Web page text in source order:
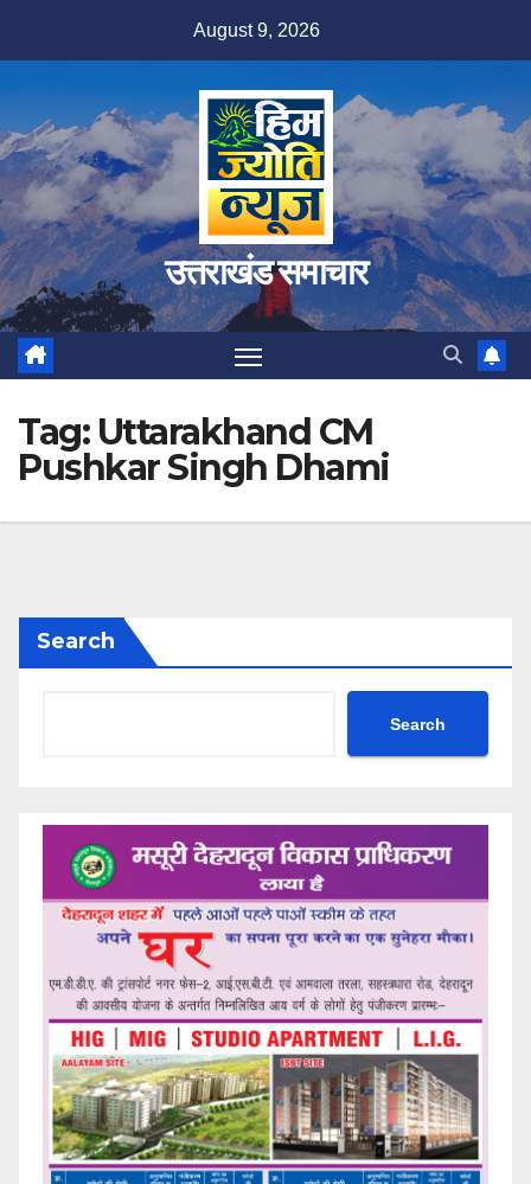
August 9, 2026
उत्तराखंड समाचार
Tag: Uttarakhand CM
Pushkar Singh Dhami
Search
Search